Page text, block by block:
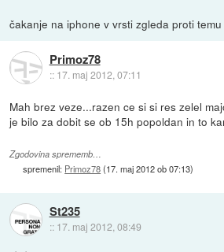
čakanje na iphone v vrsti zgleda proti
Primoz78
:: 17. maj 2012, 07:11
Mah brez veze...razen ce si si res zelel
je bilo za dobit se ob 15h popoldan in to
Zgodovina sprememb…
spremenil: Primoz78(17. maj 2012 ob 07:13)
St235
:: 17. maj 2012, 08:49